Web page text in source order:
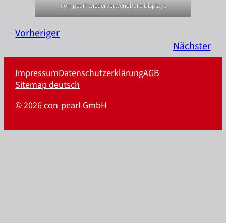
con-pearl wiederverwendbare Displays
Vorheriger
Nächster
ImpressumDatenschutzerklärungAGB
Sitemap deutsch
© 2026 con-pearl GmbH